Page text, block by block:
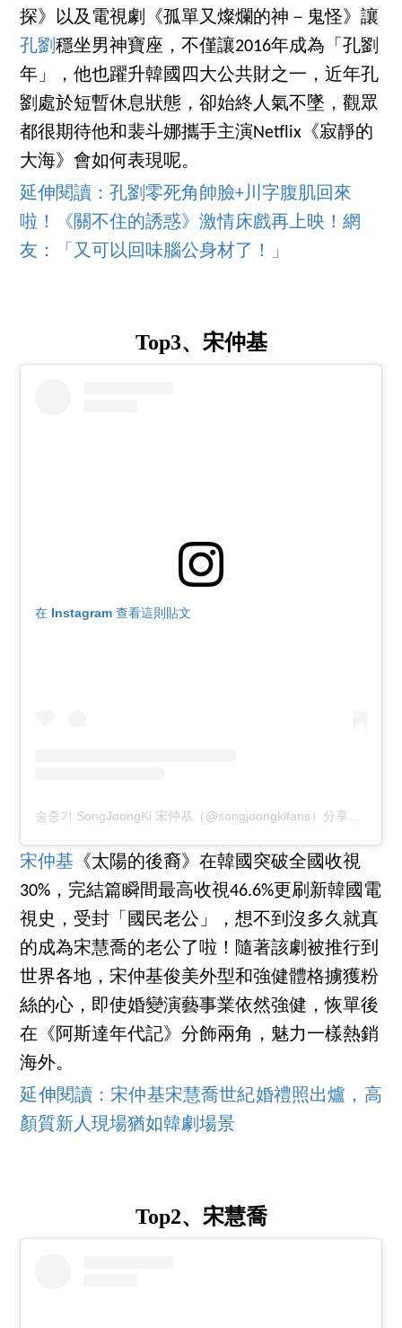
探》以及電視劇《孤單又燦爛的神－鬼怪》讓
孔劉穩坐男神寶座，不僅讓2016年成為「孔劉
年」，他也躍升韓國四大公共財之一，近年孔
劉處於短暫休息狀態，卻始終人氣不墜，觀眾
都很期待他和裴斗娜攜手主演Netflix《寂靜的
大海》會如何表現呢。
延伸閱讀：孔劉零死角帥臉+川字腹肌回來
啦！《關不住的誘惑》激情床戲再上映！網
友：「又可以回味腦公身材了！」
Top3、宋仲基
在 Instagram 查看這則貼文
송중기 SongJoongKi 宋仲基（@songjoongkifans）分享的貼文
宋仲基 《太陽的後裔》在韓國突破全國收視
30%，完結篇瞬間最高收視46.6%更刷新韓國電
視史，受封「國民老公」，想不到沒多久就真
的成為宋慧喬的老公了啦！隨著該劇被推行到
世界各地，宋仲基俊美外型和強健體格擄獲粉
絲的心，即使婚變演藝事業依然強健，恢單後
在《阿斯達年代記》分飾兩角，魅力一樣熱銷
海外。
延伸閱讀：宋仲基宋慧喬世紀婚禮照出爐，高
顏質新人現場猶如韓劇場景
Top2、宋慧喬